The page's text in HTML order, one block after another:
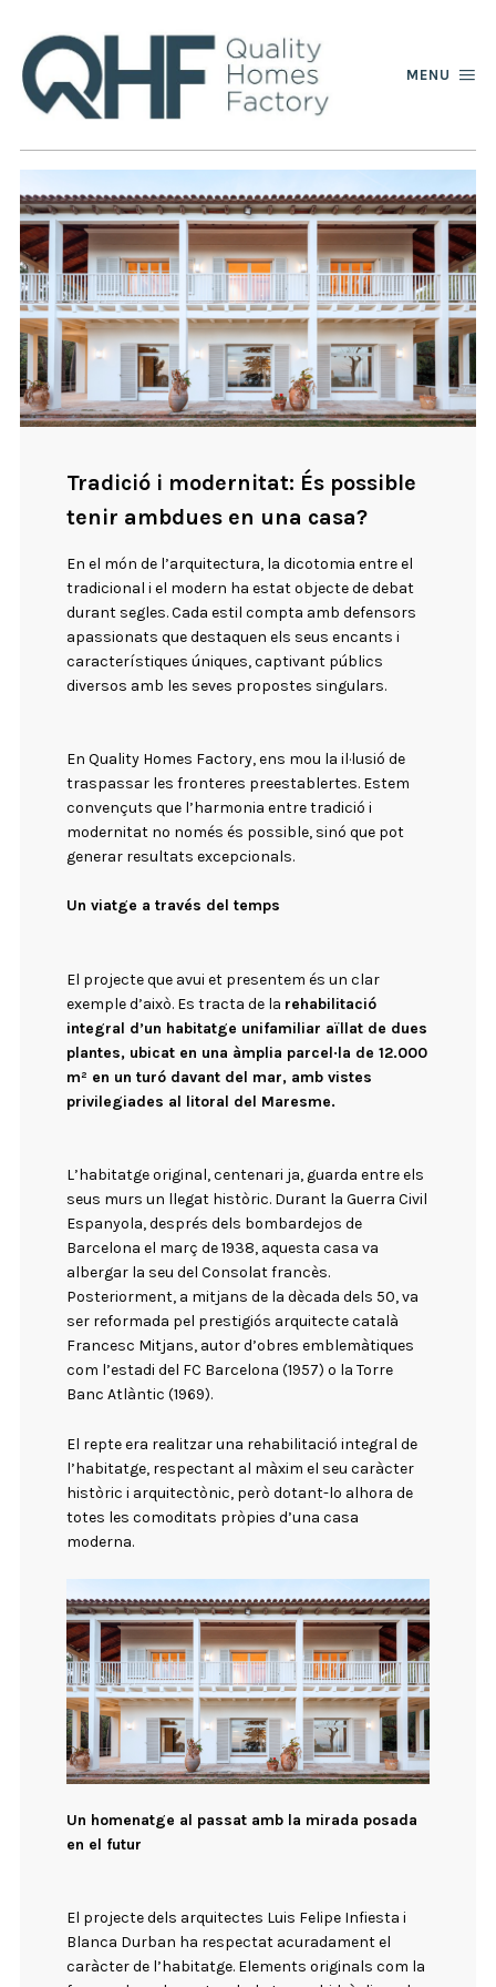
MENU
Tradició i modernitat: És possible
tenir ambdues en una casa?
En el món de l’arquitectura, la dicotomia entre el
tradicional i el modern ha estat objecte de debat
durant segles. Cada estil compta amb defensors
apassionats que destaquen els seus encants i
característiques úniques, captivant públics
diversos amb les seves propostes singulars.
En Quality Homes Factory, ens mou la il·lusió de
traspassar les fronteres preestablertes. Estem
convençuts que l’harmonia entre tradició i
modernitat no només és possible, sinó que pot
generar resultats excepcionals.
Un viatge a través del temps
El projecte que avui et presentem és un clar
exemple d’això. Es tracta de la rehabilitació
integral d’un habitatge unifamiliar aïllat de dues
plantes, ubicat en una àmplia parcel·la de 12.000
m² en un turó davant del mar, amb vistes
privilegiades al litoral del Maresme.
L’habitatge original, centenari ja, guarda entre els
seus murs un llegat històric. Durant la Guerra Civil
Espanyola, després dels bombardejos de
Barcelona el març de 1938, aquesta casa va
albergar la seu del Consolat francès.
Posteriorment, a mitjans de la dècada dels 50, va
ser reformada pel prestigiós arquitecte català
Francesc Mitjans, autor d’obres emblemàtiques
com l’estadi del FC Barcelona (1957) o la Torre
Banc Atlàntic (1969).
El repte era realitzar una rehabilitació integral de
l’habitatge, respectant al màxim el seu caràcter
històric i arquitectònic, però dotant-lo alhora de
totes les comoditats pròpies d’una casa
moderna.
Un homenatge al passat amb la mirada posada
en el futur
El projecte dels arquitectes Luis Felipe Infiesta i
Blanca Durban ha respectat acuradament el
caràcter de l’habitatge. Elements originals com la